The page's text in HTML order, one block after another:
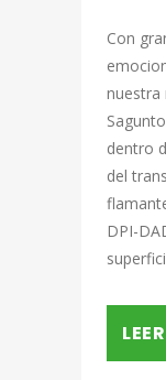
Con
nuestra
dentro
del
DPI-